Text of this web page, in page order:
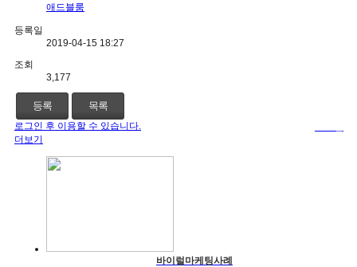
애드블룸
등록일
2019-04-15 18:27
조회
3,177
등록 목록
로그인 후 이용할 수 있습니다.
더보기
바이럴마케팅사례